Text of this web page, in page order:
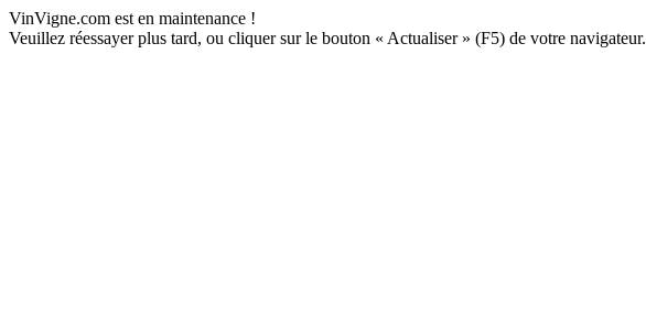
VinVigne.com est en maintenance !
Veuillez réessayer plus tard, ou cliquer sur le bouton « Actualiser » (F5) de votre navigateur.